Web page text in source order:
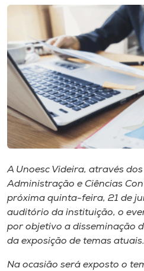
Cultura
CPA
Biblioteca
Editora
Museu
Unoesc
Store
A Unoesc Videira, através
Administração e Ciências
próxima quinta-feira, 21 de
auditório da instituição, o
por objetivo a disseminação
da exposição de temas atuais.
Na ocasião será exposto o